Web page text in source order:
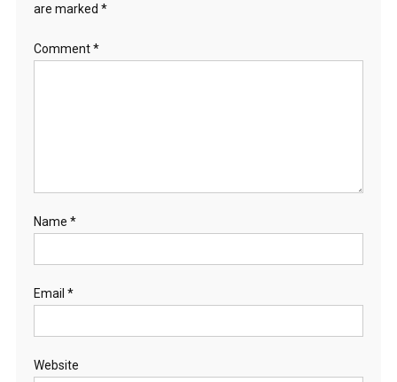
are marked *
Comment*
Name *
Email *
Website